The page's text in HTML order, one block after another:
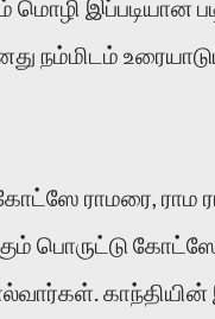
மொழி இப்படியான
நம்மிடம்
ராமரை, ராம
பொருட்டு கோட்ஸே
காந்தியின்